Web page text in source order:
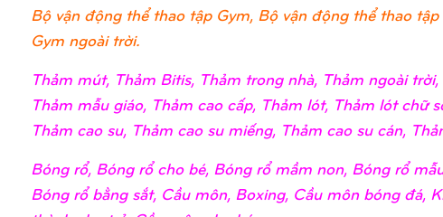
Bộ vận động thể thao tập Gym, Bộ vận động thể thao
Gym ngoài trời.
Thảm mút, Thảm Bitis, Thảm trong nhà, Thảm ngoài
Thảm mẫu giáo, Thảm cao cấp, Thảm lót, Thảm lót chữ
Thảm cao su, Thảm cao su miếng, Thảm cao su cán,
Bóng rổ, Bóng rổ cho bé, Bóng rổ mầm non, Bóng rổ
Bóng rổ bằng sắt, Cầu môn, Boxing, Cầu môn bóng đá,